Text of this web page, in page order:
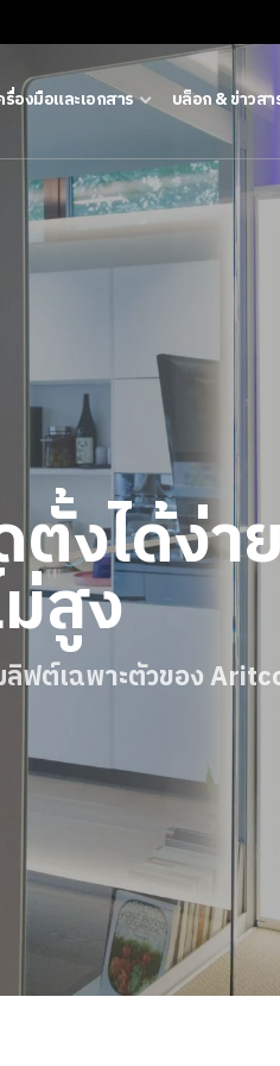
รื่องมือและเอกสาร บล็อก & ข่าวสา
งได้ง่า
สูง
ฟต์เฉพาะตัวของ